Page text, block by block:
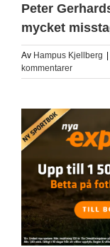
Peter
mycket
Av Hampus Kjellberg |
kommentarer